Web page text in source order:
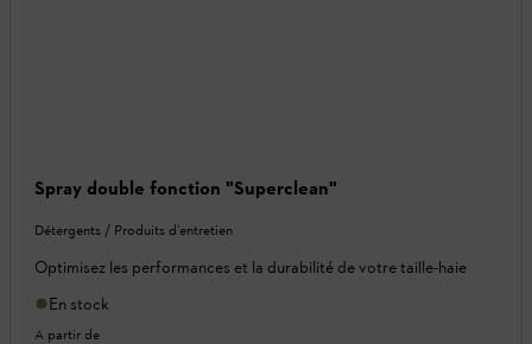
Spray double fonction "Superclean"
Détergents / Produits d’entretien
Optimisez les performances et la durabilité de votre taille-haie
En stock
A partir de